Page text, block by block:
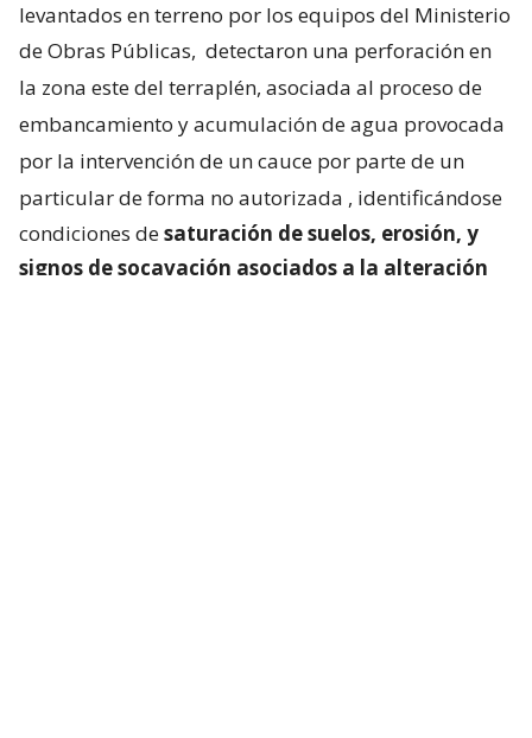
levantados en terreno por los equipos del Ministerio
de Obras Públicas, detectaron una perforación en
la zona este del terraplén, asociada al proceso de
embancamiento y acumulación de agua provocada
por la intervención de un cauce por parte de un
particular de forma no autorizada , identificándose
condiciones desaturación de suelos, erosión, y
signos de socavación asociados a la alteración